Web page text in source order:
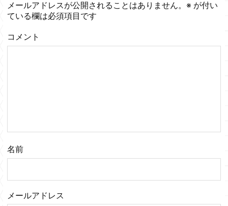
メールアドレスが公開されることはありません。 ※ が付い
ている欄は必須項目です
コメント
名前
メールアドレス